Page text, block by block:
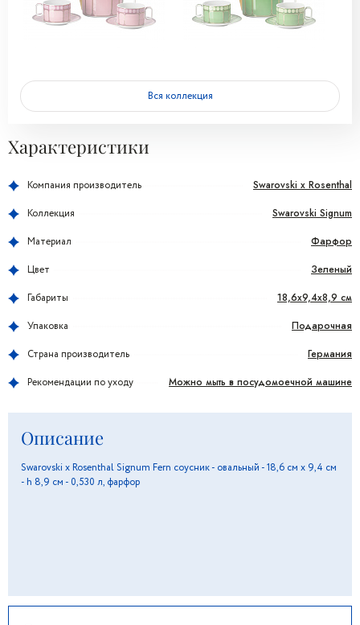
Вся коллекция
Характеристики
Компания производитель Swarovski x Rosenthal
Коллекция Swarovski Signum
Материал Фарфор
Цвет Зеленый
Габариты 18,6x9,4x8,9 см
Упаковка Подарочная
Страна производитель Германия
Рекомендации по уходу Можно мыть в посудомоечной машине
Описание
Swarovski x Rosenthal Signum Fern cоусник - овальный - 18,6 см x 9,4 см
- h 8,9 см - 0,530 л, фарфор